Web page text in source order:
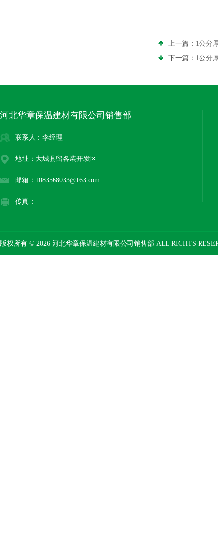
上一篇： 1公分
下一篇： 1公分
河北华章保温建材有限公司销售部
联系人：李经理
地址：大城县留各装开发区
邮箱：1083568033@163.com
传真：
版权所有 © 2026 河北华章保温建材有限公司销售部 ALL RIGHTS